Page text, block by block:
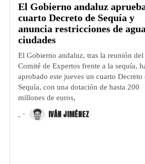
El Gobierno andaluz
cuarto Decreto de Sequía y
anuncia restricciones de
ciudades
El Gobierno andaluz, tras la reunión del
Comité de Expertos frente a la sequía,
aprobado este jueves un cuarto Decreto
Sequía, con una dotación de hasta 200
millones de euros,
. IVÁN JIMÉNEZ